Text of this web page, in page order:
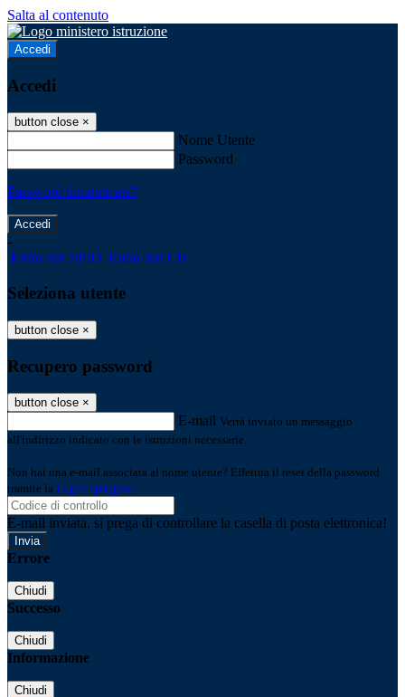
Salta al contenuto
Accedi
Accedi
button close ×
Nome Utente
Password
Password dimenticata?
-
Entra con SPID Entra con CIE
Seleziona utente
button close ×
Recupero password
button close ×
E-mail Verrà inviato un messaggio
all'indirizzo indicato con le istruzioni necessarie.
Non hai una e-mail associata al nome utente? Effettua il reset della password
tramite la Login Spaggiari
E-mail inviata, si prega di controllare la casella di posta elettronica!
Errore
Chiudi
Successo
Chiudi
Informazione
Chiudi